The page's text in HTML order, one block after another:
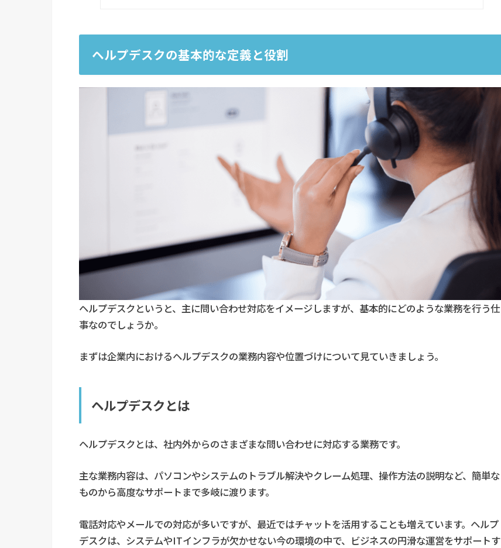
ヘルプデスクの基本的な定義と役割
ヘルプデスクというと、主に問い合わせ対応をイメージしますが、基本的にどのような業務を行う仕
事なのでしょうか。
まずは企業内におけるヘルプデスクの業務内容や位置づけについて見ていきましょう。
ヘルプデスクとは
ヘルプデスクとは、社内外からのさまざまな問い合わせに対応する業務です。
主な業務内容は、パソコンやシステムのトラブル解決やクレーム処理、操作方法の説明など、簡単な
ものから高度なサポートまで多岐に渡ります。
電話対応やメールでの対応が多いですが、最近ではチャットを活用することも増えています。ヘルプ
デスクは、システムやITインフラが欠かせない今の環境の中で、ビジネスの円滑な運営をサポートす